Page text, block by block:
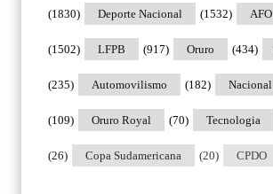
Deporte Nacional
(1830) AFO
(1532)
LFPB
(1502) Oruro
(917) (434)
Automovilismo
(235) (182)
Oruro Royal
(109) Tecnologia
(70)
Copa Sudamericana
(26) CPDO
(20)